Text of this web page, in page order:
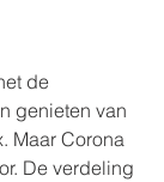
de
genieten van
Maar Corona
De verdeling